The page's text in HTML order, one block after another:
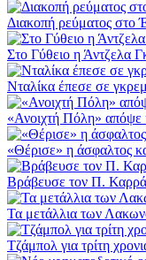
Διακοπή ρεύματος στο
Στο Γύθειο η Άντζελα
Νταλίκα έπεσε σε
«Ανοιχτή Πόλη» απόψε
«Θέρισε» η άσφαλτος
Βράβευσε τον Π.
Τα μετάλλια των
Τζάμπολ για τρίτη